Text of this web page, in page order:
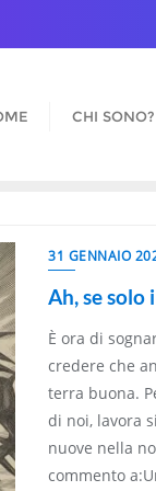
CHI SONO?
31 GENNAIO
Ah, se solo
È ora di
credere che
terra buona.
di noi, lavora
nuove nella
commento